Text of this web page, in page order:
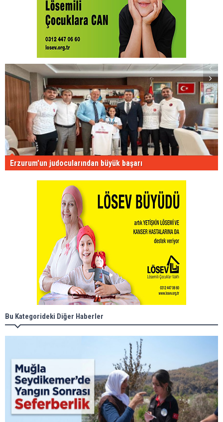
Erzurum'un judocularından büyük başarı
Bu Kategorideki Diğer Haberler